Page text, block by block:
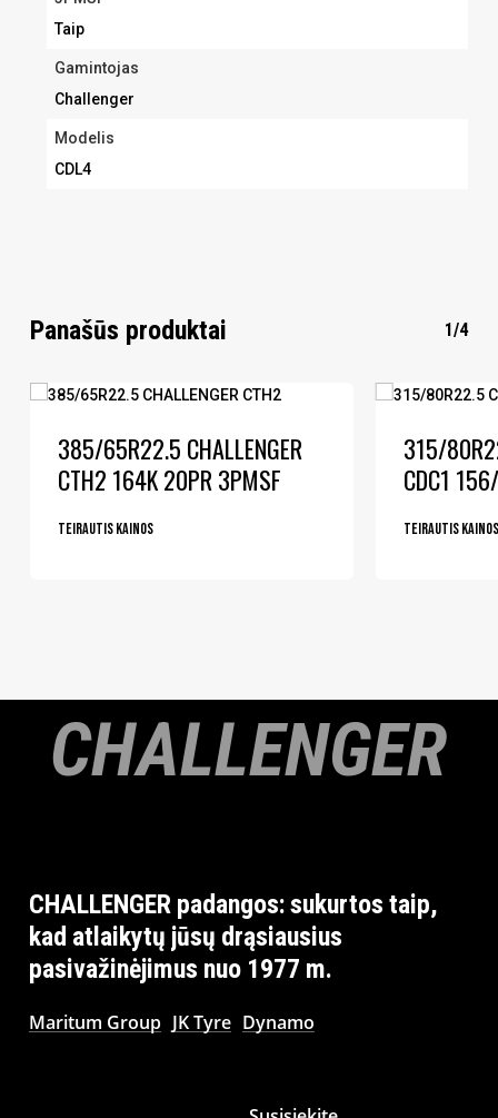
Taip
Gamintojas
Challenger
Modelis
CDL4
Panašūs produktai 1/4
385/65R22.5 CHALLENGER
CTH2 164K 20PR 3PMSF
Teirautis kainos
315/
CDC1
Teirautis kainos
CHALLENGER
CHALLENGER padangos:sukurtos taip,
kad atlaikytų jūsų drąsiausius
pasivažinėjimus nuo 1977 m.
Maritum Group JK Tyre Dynamo